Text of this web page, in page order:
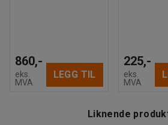
860,-
eks.
MVA
LEGG TIL
225,-
eks.
MVA
Liknende